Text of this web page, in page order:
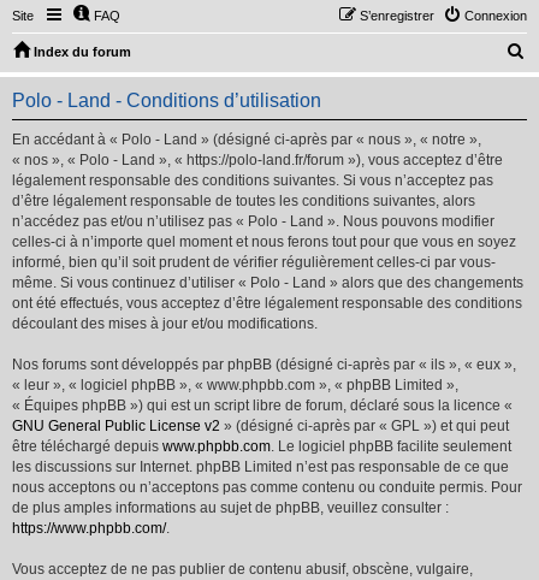
Site FAQ Connexion
S’enregistrer
Index du forum
e
Polo - Land - Conditions d’utilisation
En accédant à « Polo - Land » (désigné ci-après par « nous », « notre »,
« nos », « Polo - Land », « https://polo-land.fr/forum »), vous acceptez d’être
légalement responsable des conditions suivantes. Si vous n’acceptez pas
d’être légalement responsable de toutes les conditions suivantes, alors
n’accédez pas et/ou n’utilisez pas « Polo - Land ». Nous pouvons modifier
celles-ci à n’importe quel moment et nous ferons tout pour que vous en soyez
informé, bien qu’il soit prudent de vérifier régulièrement celles-ci par vous-
même. Si vous continuez d’utiliser « Polo - Land » alors que des changements
ont été effectués, vous acceptez d’être légalement responsable des conditions
découlant des mises à jour et/ou modifications.
Nos forums sont développés par phpBB (désigné ci-après par « ils », « eux »,
« leur », « logiciel phpBB », « www.phpbb.com », « phpBB Limited »,
« Équipes phpBB ») qui est un script libre de forum, déclaré sous la licence «
GNU General Public License v2 » (désigné ci-après par « GPL ») et qui peut
être téléchargé depuis www.phpbb.com. Le logiciel phpBB facilite seulement
les discussions sur Internet. phpBB Limited n’est pas responsable de ce que
nous acceptons ou n’acceptons pas comme contenu ou conduite permis. Pour
de plus amples informations au sujet de phpBB, veuillez consulter :
https://www.phpbb.com/.
Vous acceptez de ne pas publier de contenu abusif, obscène, vulgaire,